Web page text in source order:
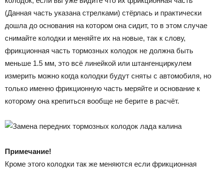
(Данная часть указана стрелками) стёрлась и практически
дошла до основания на котором она сидит, то в этом случае
снимайте колодки и меняйте их на новые, так к слову,
фрикционная часть тормозных колодок не должна быть
меньше 1.5 мм, это всё линейкой или штангенциркулем
измерить можно когда колодки будут сняты с автомобиля, но
только именно фрикционную часть меряйте и основание к
которому она крепиться вообще не берите в расчёт.
Примечание!
Кроме этого колодки так же меняются если фрикционная